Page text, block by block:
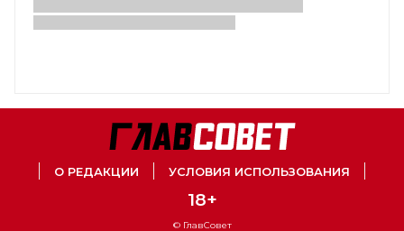
О РЕДАКЦИИ УСЛОВИЯ ИСПОЛЬЗОВАНИЯ
18+
© ГлавСовет